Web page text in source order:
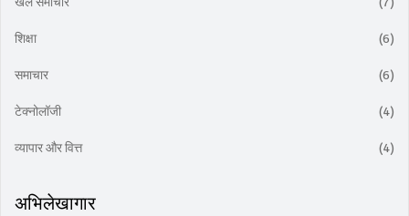
शिक्षा (6)
समाचार (6)
टेक्नोलॉजी (4)
व्यापार और वित्त (4)
अभिलेखागार